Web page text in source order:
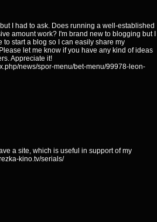
I had to ask. Does running a well-established
amount work? I'm brand new to blogging but I
to start a blog so I can easily share my
let me know if you have any kind of ideas
Appreciate it!
news/spor-menu/bet-menu/99978-leon-
a site, which is useful in support of my
kino.tv/serials/